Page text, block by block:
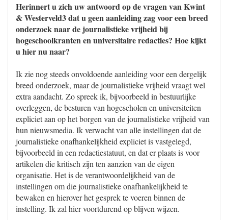
Herinnert u zich uw antwoord op de vragen van Kwint
& Westerveld3 dat u geen aanleiding zag voor een breed
onderzoek naar de journalistieke vrijheid bij
hogeschoolkranten en universitaire redacties? Hoe kijkt
u hier nu naar?
Ik zie nog steeds onvoldoende aanleiding voor een dergelijk
breed onderzoek, maar de journalistieke vrijheid vraagt wel
extra aandacht. Zo spreek ik, bijvoorbeeld in bestuurlijke
overleggen, de besturen van hogescholen en universiteiten
expliciet aan op het borgen van de journalistieke vrijheid van
hun nieuwsmedia. Ik verwacht van alle instellingen dat de
journalistieke onafhankelijkheid expliciet is vastgelegd,
bijvoorbeeld in een redactiestatuut, en dat er plaats is voor
artikelen die kritisch zijn ten aanzien van de eigen
organisatie. Het is de verantwoordelijkheid van de
instellingen om die journalistieke onafhankelijkheid te
bewaken en hierover het gesprek te voeren binnen de
instelling. Ik zal hier voortdurend op blijven wijzen.